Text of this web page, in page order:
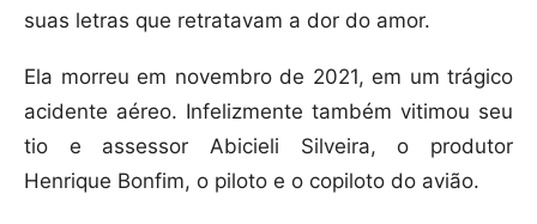
suas letras que retratavam a dor do amor.
Ela morreu em novembro de 2021, em um trágico
acidente aéreo. Infelizmente também vitimou seu
tio e assessor Abicieli Silveira, o produtor
Henrique Bonfim, o piloto e o copiloto do avião.